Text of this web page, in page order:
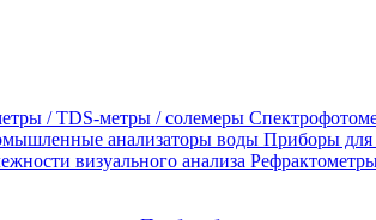
/ TDS-метры / солемеры
анализаторы воды Приборы для
визуального анализа